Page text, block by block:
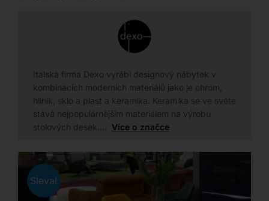
Sleva!
Italská firma Dexo vyrábí designový nábytek v
kombinacích moderních materiálů jako je chrom,
hliník, sklo a plast a keramika. Keramika se ve světe
stává nejpopulárnějším materiálem na výrobu
stolových desek.…
Více o značce